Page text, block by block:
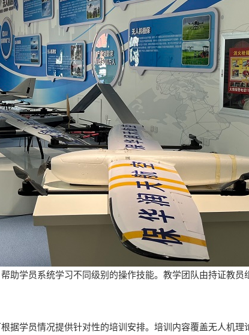
助学员系统学习不同级别的操作技能。教学团队由持证教
据学员情况提供针对性的培训安排。培训内容覆盖无人机